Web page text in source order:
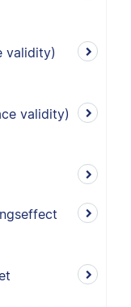
validity)
validity)